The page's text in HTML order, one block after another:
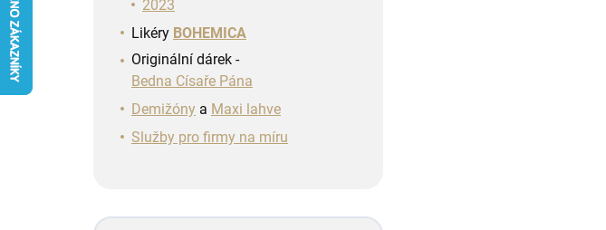
2023
Likéry BOHEMICA
Originální dárek -
Bedna Císaře Pána
Demižóny a Maxi lahve
Služby pro firmy na míru